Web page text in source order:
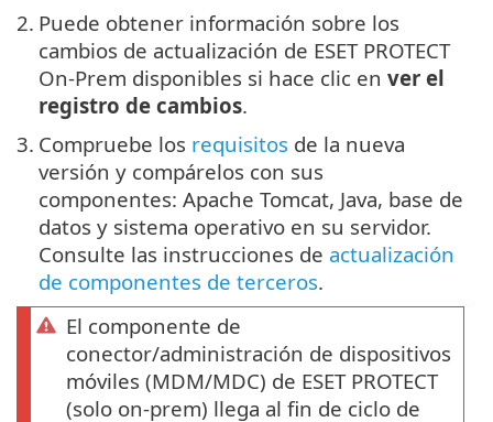
2. Puede obtener información sobre los
cambios de actualización de ESET PROTECT
On-Prem disponibles si hace clic en ver el
registro de cambios.
3. Compruebe los requisitos de la nueva
versión y compárelos con sus
componentes: Apache Tomcat, Java, base de
datos y sistema operativo en su servidor.
Consulte las instrucciones de actualización
de componentes de terceros.
El componente de
conector/administración de dispositivos
móviles (MDM/MDC) de ESET PROTECT
(solo on-prem) llega al fin de ciclo de